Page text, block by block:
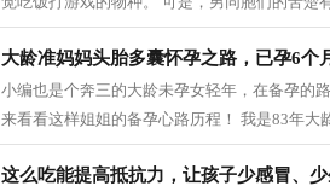
大龄准妈妈头胎多囊怀孕之路，已孕6个
小编也是个奔三的大龄未孕女轻年，在备孕的
来看看这样姐姐的备孕心路历程！ 我是83年大
这么吃能提高抵抗力，让孩子少感冒、少